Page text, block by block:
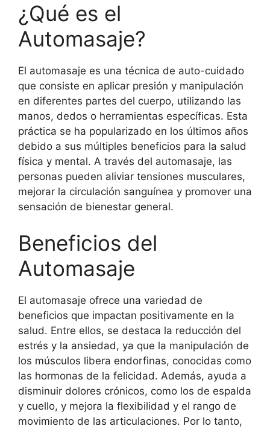
¿Qué es el
Automasaje?
El automasaje es una técnica de auto-cuidado
que consiste en aplicar presión y manipulación
en diferentes partes del cuerpo, utilizando las
manos, dedos o herramientas específicas. Esta
práctica se ha popularizado en los últimos años
debido a sus múltiples beneficios para la salud
física y mental. A través del automasaje, las
personas pueden aliviar tensiones musculares,
mejorar la circulación sanguínea y promover una
sensación de bienestar general.
Beneficios del
Automasaje
El automasaje ofrece una variedad de
beneficios que impactan positivamente en la
salud. Entre ellos, se destaca la reducción del
estrés y la ansiedad, ya que la manipulación de
los músculos libera endorfinas, conocidas como
las hormonas de la felicidad. Además, ayuda a
disminuir dolores crónicos, como los de espalda
y cuello, y mejora la flexibilidad y el rango de
movimiento de las articulaciones. Por lo tanto,